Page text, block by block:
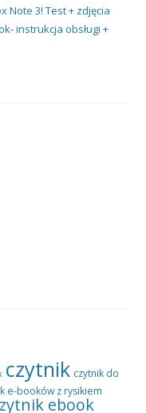
Note 3! Test + zdjęcia
instrukcja obsługi +
czytnik czytnik do
e-booków z rysikiem
ebook